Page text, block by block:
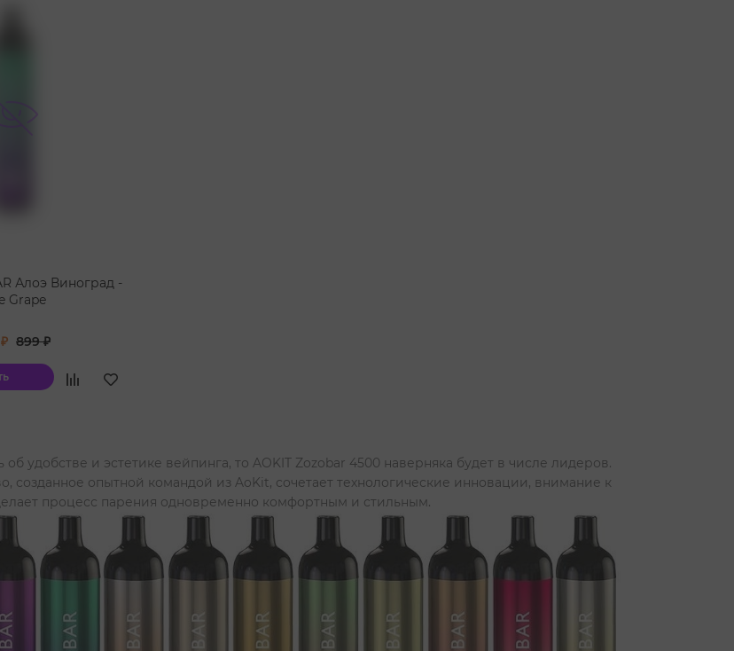
Алоэ Виноград -
Grape
899 ₽
об удобстве и эстетике вейпинга, то AOKIT Zozobar 4500 наверняка будет в числе лидеров.
созданное опытной командой из AoKit, сочетает технологические инновации, внимание к
процесс парения одновременно комфортным и стильным.